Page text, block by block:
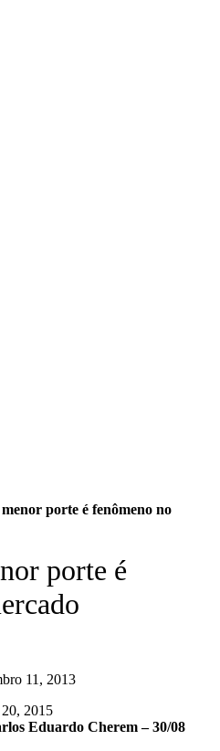
porte é fenômeno no
porte é
11, 2013
2015
Eduardo Cherem – 30/08